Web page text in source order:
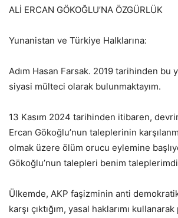
ALİ ERCAN GÖKOĞLU’NA ÖZGÜRLÜK
Yunanistan ve Türkiye Halklarına:
Adım Hasan Farsak. 2019 tarihinden bu
siyasi mülteci olarak bulunmaktayım.
13 Kasım 2024 tarihinden itibaren,
Ercan Gökoğlu’nun taleplerinin
olmak üzere ölüm orucu eylemine
Gökoğlu’nun talepleri benim
Ülkemde, AKP faşizminin anti
karşı çıktığım, yasal haklarımı